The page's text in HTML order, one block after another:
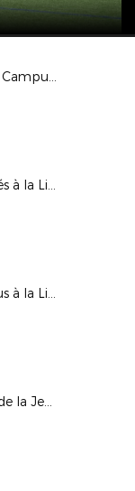
La solidarité se joue au Campus pour les clubs franciliens
Les clubs de DH conviés à la Ligue pour la nouvelle saison
Les arbitres de DH reçus à la Ligue
Le Conseil Consultatif de la Jeunesse du District du 93 en visite à l’Elysée